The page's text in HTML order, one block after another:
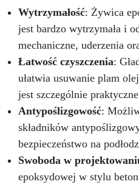
Wytrzymałość: Żywica
jest bardzo wytrzymała i
mechaniczne, uderzenia
Łatwość czyszczenia:
ułatwia usuwanie plam
jest szczególnie
Antypoślizgowość:
składników
bezpieczeństwo na
Swoboda w
epoksydowej w stylu